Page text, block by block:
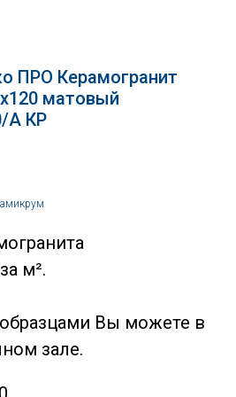
ПРО Керамогранит
матовый
A КР
м².
Вы можете в
зале.